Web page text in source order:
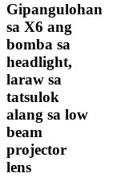
Gipangulohan
sa X6 ang
bomba sa
headlight,
laraw sa
tatsulok
alang sa low
beam
projector
lens